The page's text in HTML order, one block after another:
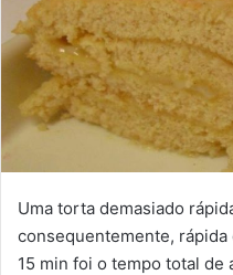
Uma torta demasiado
consequentemente,
15 min foi o tempo total de